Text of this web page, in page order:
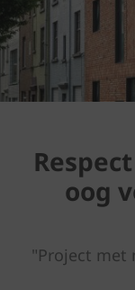
oog
"Project met